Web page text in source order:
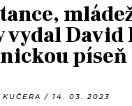
vydal David
píseň
KUČERA / 14. 03. 2023